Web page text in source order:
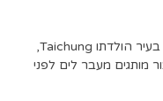
בעיר הולדתו Taichung,
מותגים מעבר לים לפני